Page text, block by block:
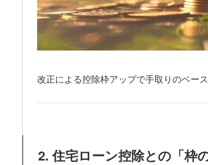
改正による控除枠アップで手取りのベー
2. 住宅ローン控除との「枠